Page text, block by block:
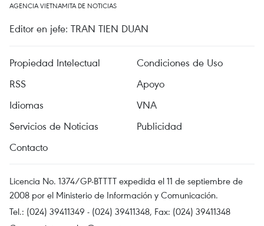
AGENCIA VIETNAMITA DE NOTICIAS
Editor en jefe: TRAN TIEN DUAN
Propiedad Intelectual
Condiciones de Uso
RSS
Apoyo
Idiomas
VNA
Servicios de Noticias
Publicidad
Contacto
Licencia No. 1374/GP-BTTTT expedida el 11 de septiembre de
2008 por el Ministerio de Información y Comunicación.
Tel.: (024) 39411349 - (024) 39411348, Fax: (024) 39411348